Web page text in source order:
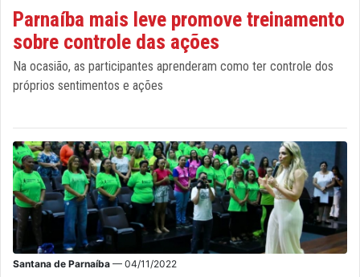
Parnaíba mais leve promove treinamento
sobre controle das ações
Na ocasião, as participantes aprenderam como ter controle dos
próprios sentimentos e ações
Santana de Parnaíba — 04/11/2022